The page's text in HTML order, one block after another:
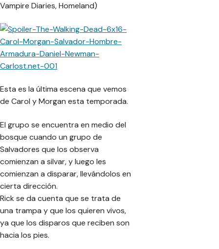
Vampire Diaries, Homeland)
Esta es la última escena que vemos
de Carol y Morgan esta temporada.
El grupo se encuentra en medio del
bosque cuando un grupo de
Salvadores que los observa
comienzan a silvar, y luego les
comienzan a disparar, llevándolos en
cierta dirección.
Rick se da cuenta que se trata de
una trampa y que los quieren vivos,
ya que los disparos que reciben son
hacia los pies.